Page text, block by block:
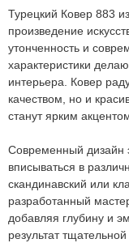
Турецкий Ковер 883
произведение
утонченность и
характеристики
интерьера. Ковер
качеством, но и
станут ярким
Современный дизайн
вписываться в
скандинавский или
разработанный
добавляя глубину и
результат
Ковер